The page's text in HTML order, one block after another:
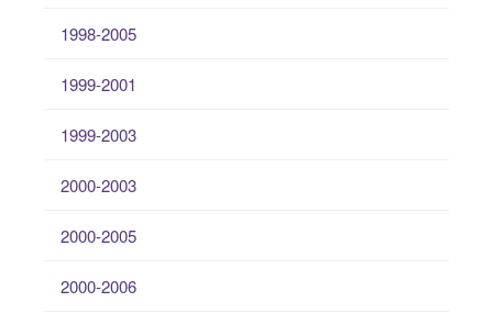
1998-2005
1999-2001
1999-2003
2000-2003
2000-2005
2000-2006